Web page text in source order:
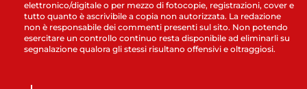
elettronico/digitale o per mezzo di fotocopie, registrazioni, cover e
tutto quanto è ascrivibile a copia non autorizzata. La redazione
non è responsabile dei commenti presenti sul sito. Non potendo
esercitare un controllo continuo resta disponibile ad eliminarli su
segnalazione qualora gli stessi risultano offensivi e oltraggiosi.